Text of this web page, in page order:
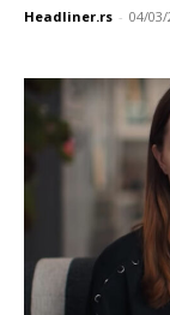
Headliner.rs - 04/03/